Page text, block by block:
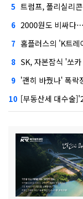
5 트럼프, 폴리실리콘 '15%
6 2000원도 비싸다…올리브
7 홈플러스의 'K트레이
8 SK, 자본잠식 '쏘
9 '괜히 바꿨나' 폭락장이
10 [부동산세 대수술]'2